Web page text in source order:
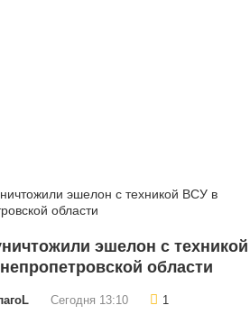
эшелон с техникой
области
Сегодня 13:10 1